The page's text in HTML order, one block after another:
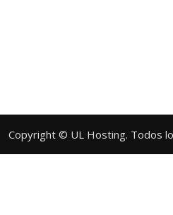
Copyright © UL Hosting. Todos